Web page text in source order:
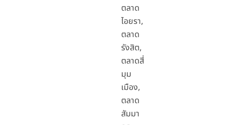
ตลาด
ไอยรา,
ตลาด
รังสิต,
ตลาดสี่
มุม
เมือง,
ตลาด
สัมมา